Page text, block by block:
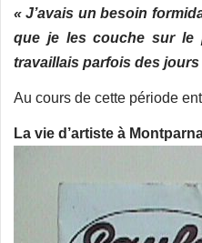
« J’avais un besoin
que je les couche sur le
travaillais parfois des
Au cours de cette période
La vie d’artiste à